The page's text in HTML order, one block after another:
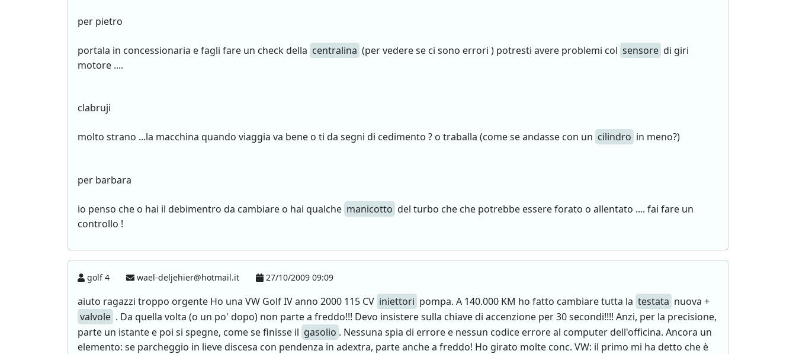
per pietro
portala in concessionaria e fagli fare un check della centralina (per vedere se ci sono errori ) potresti avere problemi col sensore di giri
motore ....
clabruji
molto strano ...la macchina quando viaggia va bene o ti da segni di cedimento ? o traballa (come se andasse con un cilindro in meno?)
per barbara
io penso che o hai il debimentro da cambiare o hai qualche manicotto del turbo che che potrebbe essere forato o allentato .... fai fare un
controllo !
golf 4 wael-deljehier@hotmail.it 27/10/2009 09:09
aiuto ragazzi troppo orgente Ho una VW Golf IV anno 2000 115 CV iniettori pompa. A 140.000 KM ho fatto cambiare tutta la testata nuova +
valvole . Da quella volta (o un po' dopo) non parte a freddo!!! Devo insistere sulla chiave di accenzione per 30 secondi!!!! Anzi, per la precisione,
parte un istante e poi si spegne, come se finisse il gasolio . Nessuna spia di errore e nessun codice errore al computer dell'officina. Ancora un
elemento: se parcheggio in lieve discesa con pendenza in adextra, parte anche a freddo! Ho girato molte conc. VW: il primo mi ha detto che è